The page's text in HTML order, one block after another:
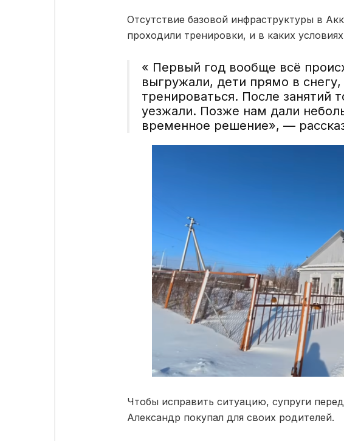
Отсутствие базовой инфраструктуры в
проходили тренировки, и в каких
« Первый год вообще всё
выгружали, дети прямо в
тренироваться. После занятий
уезжали. Позже нам дали
временное решение», —
Чтобы исправить ситуацию, супруги
Александр покупал для своих родителей.